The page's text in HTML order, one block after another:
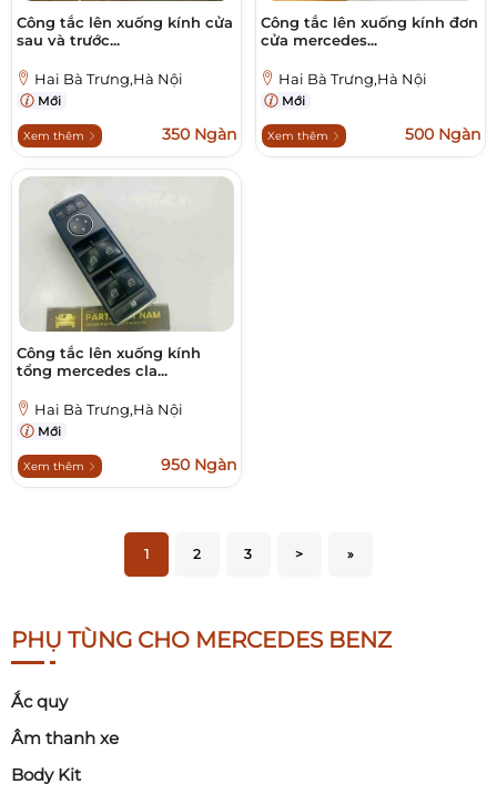
Công tắc lên xuống kính cửa
sau và trước...
Hai Bà Trưng,Hà Nội
Mới
Xem thêm 350 Ngàn
Công tắc lên xuống kính đơn
cửa mercedes...
Hai Bà Trưng,Hà Nội
Mới
Xem thêm 500 Ngàn
Công tắc lên xuống kính
tổng mercedes cla...
Hai Bà Trưng,Hà Nội
Mới
Xem thêm 950 Ngàn
1 2 3 > »
PHỤ TÙNG CHO MERCEDES BENZ
Ắc quy
Âm thanh xe
Body Kit